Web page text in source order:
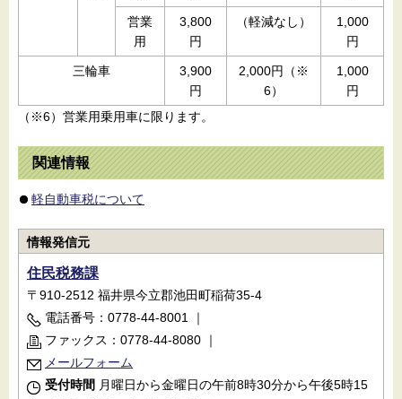
営業
用
3,800
円
（軽減なし）
1,000
円
三輪車
3,900
円
2,000円（※
6）
1,000
円
（※6）営業用乗用車に限ります。
関連情報
軽自動車税について
情報発信元
住民税務課
〒910-2512 福井県今立郡池田町稲荷35-4
電話番号：0778-44-8001
｜
ファックス：0778-44-8080 ｜
メールフォーム
受付時間 月曜日から金曜日の午前8時30分から午後5時15